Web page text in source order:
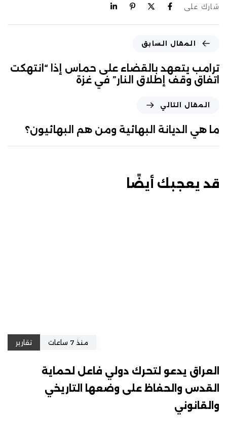
شارك على
المقال السابق
ترامب يتعهد بالقضاء على حماس إذا “انتهكت
اتفاق وقف إطلاق النار” في غزة
المقال التالي
ما هي الديانة البهائية ومن هم البهائيون؟
قد يعجبك أيضًا
منذ 7 ساعات تقارير
العراق يدعو لتحرك دولي فاعل لحماية
القدس والحفاظ على وضعها التاريخي
والقانوني